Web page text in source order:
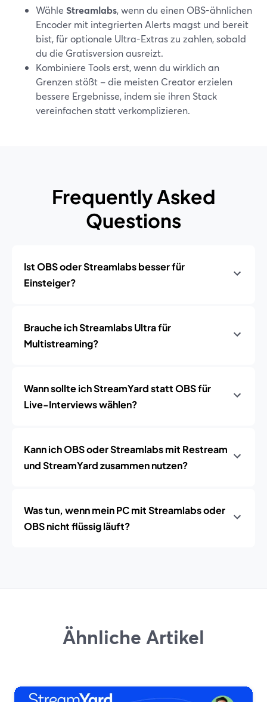
Wähle Streamlabs, wenn du einen OBS-ähnlichen
Encoder mit integrierten Alerts magst und bereit
bist, für optionale Ultra-Extras zu zahlen, sobald
du die Gratisversion ausreizt.
Kombiniere Tools erst, wenn du wirklich an
Grenzen stößt – die meisten Creator erzielen
bessere Ergebnisse, indem sie ihren Stack
vereinfachen statt verkomplizieren.
Frequently Asked
Questions
Ist OBS oder Streamlabs besser für
Einsteiger?
Brauche ich Streamlabs Ultra für
Multistreaming?
Wann sollte ich StreamYard statt OBS für
Live-Interviews wählen?
Kann ich OBS oder Streamlabs mit Restream
und StreamYard zusammen nutzen?
Was tun, wenn mein PC mit Streamlabs oder
OBS nicht flüssig läuft?
Ähnliche Artikel